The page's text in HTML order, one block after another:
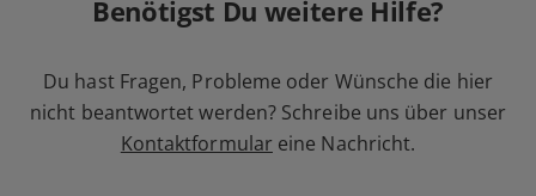
Benötigst Du weitere Hilfe?
Du hast Fragen, Probleme oder Wünsche die hier
nicht beantwortet werden? Schreibe uns über unser
Kontaktformular eine Nachricht.